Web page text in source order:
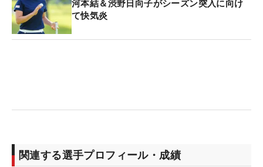
河本結＆渋野日向子がシーズン突入に向け
て快気炎
関連する選手プロフィール・成績